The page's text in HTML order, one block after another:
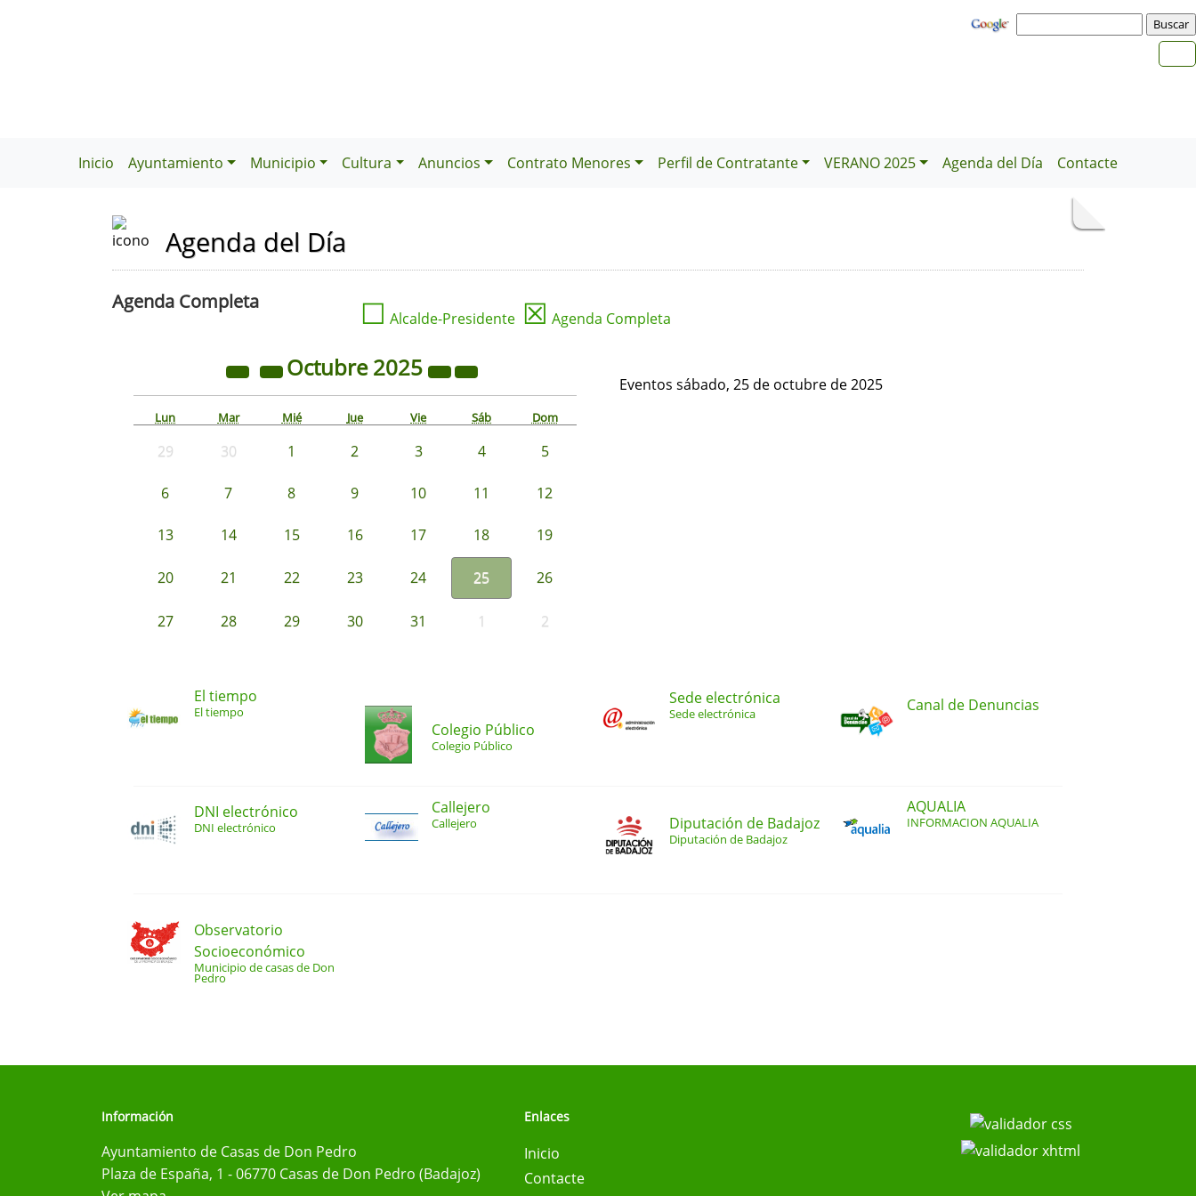
Inicio Ayuntamiento Municipio Cultura Anuncios Contrato Menores Perfil de Contratante VERANO 2025 Agenda del Día Contacte
Agenda del Día
Agenda Completa ☐ Alcalde-Presidente ☒ Agenda Completa
Octubre2025
Lun Mar Mié Jue Vie Sáb Dom
29 30 1 2 3 4 5
6 7 8 9 10 11 12
13 14 15 16 17 18 19
20 21 22 23 24 25 26
27 28 29 30 31 1 2
Eventos sábado, 25 de octubre de 2025
El tiempo
El tiempo
Colegio Público
Colegio Público
Sede electrónica
Sede electrónica Canal de Denuncias
DNI electrónico
DNI electrónico
Callejero
Callejero Diputación de Badajoz
Diputación de Badajoz
AQUALIA
INFORMACION AQUALIA
Observatorio
Socioeconómico
Municipio de casas de Don
Pedro
Información
Ayuntamiento de Casas de Don Pedro
Plaza de España, 1 - 06770 Casas de Don Pedro (Badajoz)
Enlaces
Inicio
Contacte